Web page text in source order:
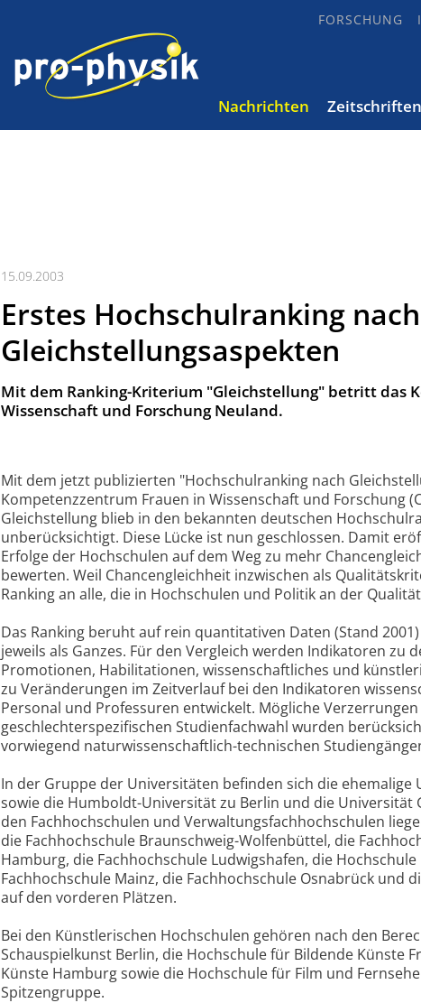
FORSCHUNG
Nachrichten Zeitschriften
15.09.2003
Erstes Hochschulranking nach
Gleichstellungsaspekten
Mit dem Ranking-Kriterium "Gleichstellung" betritt das
Wissenschaft und Forschung Neuland.
Mit dem jetzt publizierten "Hochschulranking nach
Kompetenzzentrum Frauen in Wissenschaft und Forschung
Gleichstellung blieb in den bekannten deutschen
unberücksichtigt. Diese Lücke ist nun geschlossen. Damit
Erfolge der Hochschulen auf dem Weg zu mehr
bewerten. Weil Chancengleichheit inzwischen als
Ranking an alle, die in Hochschulen und Politik an der
Das Ranking beruht auf rein quantitativen Daten (Stand
jeweils als Ganzes. Für den Vergleich werden Indikatoren zu
Promotionen, Habilitationen, wissenschaftliches und
zu Veränderungen im Zeitverlauf bei den Indikatoren
Personal und Professuren entwickelt. Mögliche
geschlechterspezifischen Studienfachwahl wurden
vorwiegend naturwissenschaftlich-technischen
In der Gruppe der Universitäten befinden sich die ehemalige
sowie die Humboldt-Universität zu Berlin und die Universität
den Fachhochschulen und Verwaltungsfachhochschulen
die Fachhochschule Braunschweig-Wolfenbüttel, die
Hamburg, die Fachhochschule Ludwigshafen, die
Fachhochschule Mainz, die Fachhochschule Osnabrück und
auf den vorderen Plätzen.
Bei den Künstlerischen Hochschulen gehören nach den
Schauspielkunst Berlin, die Hochschule für Bildende Künste
Künste Hamburg sowie die Hochschule für Film und
Spitzengruppe.